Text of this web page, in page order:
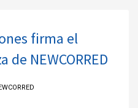
firma el
NEWCORRED